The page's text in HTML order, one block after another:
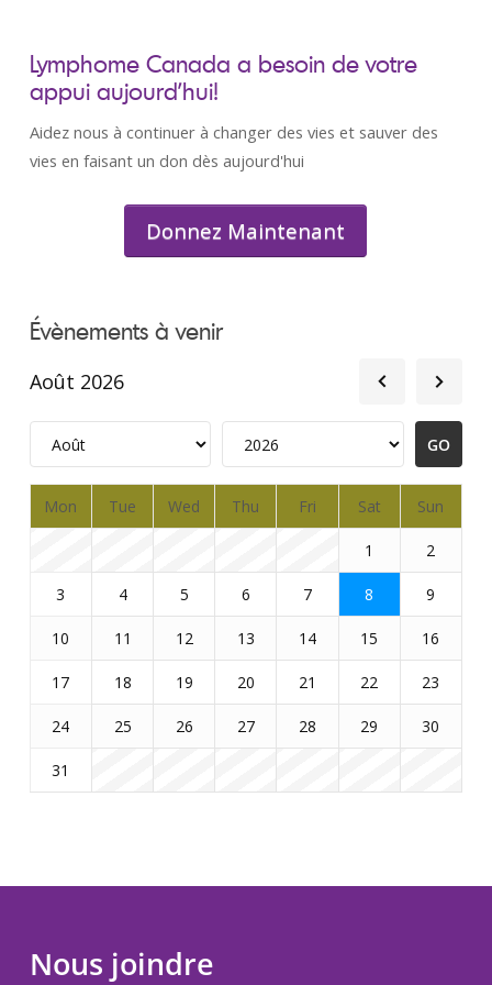
Lymphome Canada a besoin de votre
appui aujourd’hui!
Aidez nous à continuer à changer des vies et sauver des
vies en faisant un don dès aujourd'hui
Donnez Maintenant
Évènements à venir
Août 2026
Mon Tue Wed Thu Fri Sat Sun
1 2
3 4 5 6 7 8 9
10 11 12 13 14 15 16
17 18 19 20 21 22 23
24 25 26 27 28 29 30
31
Nous joindre